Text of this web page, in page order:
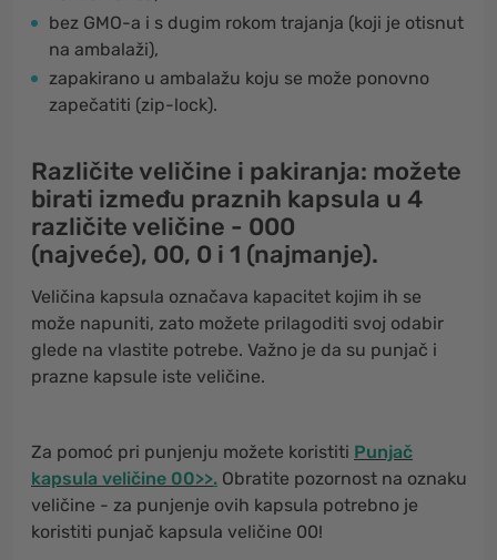
bez GMO-a i s dugim rokom trajanja (koji je otisnut
na ambalaži),
zapakirano u ambalažu koju se može ponovno
zapečatiti (zip-lock).
Različite veličine i pakiranja: možete
birati između praznih kapsula u 4
različite veličine - 000
(najveće), 00, 0 i 1 (najmanje).
Veličina kapsula označava kapacitet kojim ih se
može napuniti, zato možete prilagoditi svoj odabir
glede na vlastite potrebe. Važno je da su punjač i
prazne kapsule iste veličine.
Za pomoć pri punjenju možete koristiti Punjač
kapsula veličine 00>>. Obratite pozornost na oznaku
veličine - za punjenje ovih kapsula potrebno je
koristiti punjač kapsula veličine 00!